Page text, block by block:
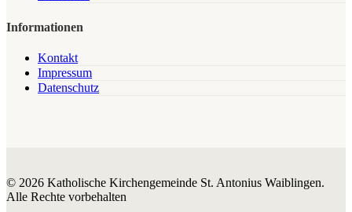
Informationen
Kontakt
Impressum
Datenschutz
© 2026 Katholische Kirchengemeinde St. Antonius Waiblingen.
Alle Rechte vorbehalten